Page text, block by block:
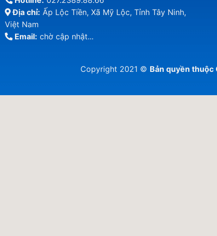
Địa chỉ: Ấp Lộc Tiền, Xã Mỹ Lộc, Tỉnh Tây Ninh,
Việt Nam
Email: chờ cập nhật...
Copyright 2021 © Bản quyền thuộc